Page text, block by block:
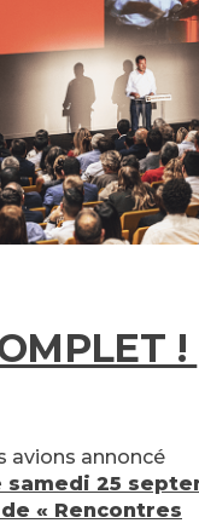
!
avions annoncé
samedi 25
« Rencontres